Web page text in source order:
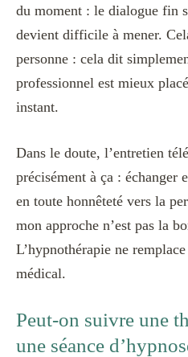
du moment : le dialogue fin
devient difficile à mener.
personne : cela dit
professionnel est mieux
instant.
Dans le doute, l’entretien
précisément à ça : échanger
en toute honnêteté vers la
mon approche n’est pas la
L’hypnothérapie ne
médical.
Peut-on suivre une
une séance